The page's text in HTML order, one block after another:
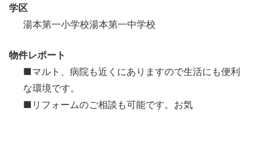
学区
湯本第一小学校湯本第一中学校
物件レポート
■マルト、病院も近くにありますので生活にも便利
な環境です。
■リフォームのご相談も可能です。お気